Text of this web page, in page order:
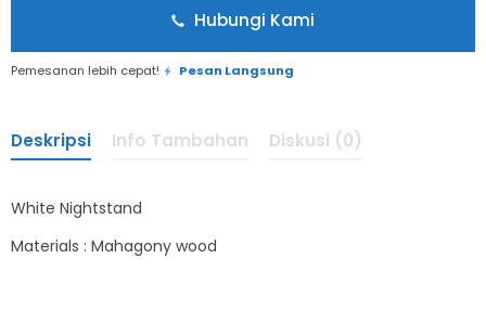
Hubungi Kami
Pemesanan lebih cepat! Pesan Langsung
Deskripsi Info Tambahan Diskusi (0)
White Nightstand
Materials : Mahagony wood